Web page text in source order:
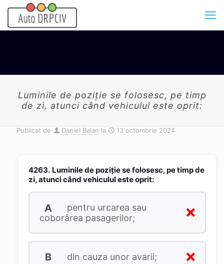
Luminile de poziție se folosesc, pe timp
de zi, atunci când vehiculul este oprit:
Publicat de Daniel Balan la 13 octombrie 2024
4263. Luminile de poziție se folosesc, pe timp de
zi, atunci când vehiculul este oprit:
A
pentru urcarea sau
coborârea pasagerilor;
B din cauza unor avarii;